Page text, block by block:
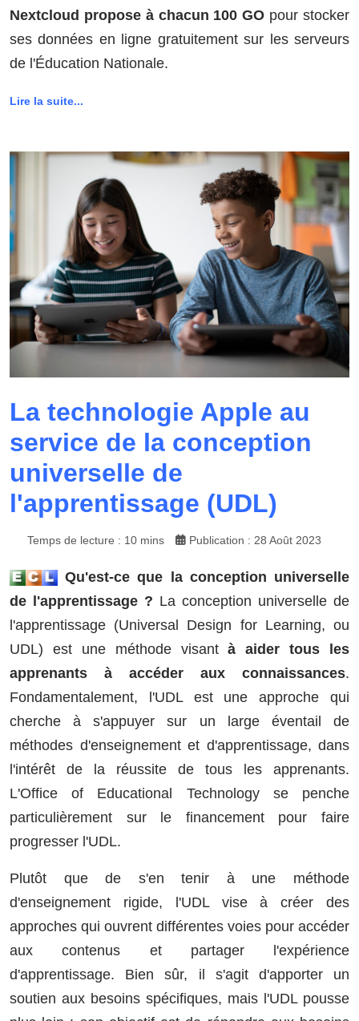
Nextcloud propose à chacun 100 GO pour stocker
ses données en ligne gratuitement sur les serveurs
de l'Éducation Nationale.
Lire la suite...
La technologie Apple au
service de la conception
universelle de
l'apprentissage (UDL)
Temps de lecture : 10 mins Publication : 28 Août 2023
Qu'est-ce que la conception universelle
de l'apprentissage ? La conception universelle de
l'apprentissage (Universal Design for Learning, ou
UDL) est une méthode visantà aider tous les
apprenants à accéder aux connaissances.
Fondamentalement, l'UDL est une approche qui
cherche à s'appuyer sur un large éventail de
méthodes d'enseignement et d'apprentissage, dans
l'intérêt de la réussite de tous les apprenants.
L'Office of Educational Technology se penche
particulièrement sur le financement pour faire
progresser l'UDL.
Plutôt que de s'en tenir à une méthode
d'enseignement rigide, l'UDL vise à créer des
approches qui ouvrent différentes voies pour accéder
aux contenus et partager l'expérience
d'apprentissage. Bien sûr, il s'agit d'apporter un
soutien aux besoins spécifiques, mais l'UDL pousse